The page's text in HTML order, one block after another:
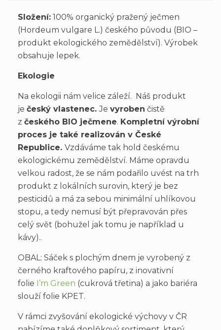
Složení: 100% organický pražený ječmen
(Hordeum vulgare L.) českého původu (BIO –
produkt ekologického zemědělství). Výrobek
obsahuje lepek.
Ekologie
Na ekologii nám velice záleží. Náš produkt
je český vlastenec.Je vyroben čistě
z českého BIO ječmene. Kompletní výrobní
proces je také realizován v České
Republice. Vzdáváme tak hold českému
ekologickému zemědělství. Máme opravdu
velkou radost, že se nám podařilo uvést na trh
produkt z lokálních surovin, který je bez
pesticidů a má za sebou minimální uhlíkovou
stopu, a tedy nemusí být přepravován přes
celý svět (bohužel jak tomu je například u
kávy)..
OBAL: Sáček s plochým dnem je vyrobený z
černého kraftového papíru, z inovativní
folie I’m Green (cukrová třetina) a jako bariéra
slouží folie KPET.
V rámci zvyšování ekologické výchovy v ČR